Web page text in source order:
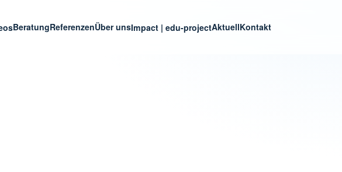
BeratungReferenzenÜber unsImpact | edu-projectAktuellKontakt